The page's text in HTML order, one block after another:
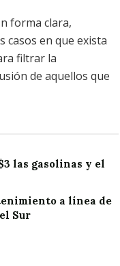
forma clara,
casos en que exista
filtrar la
de aquellos que
las gasolinas y el
a línea de
Sur